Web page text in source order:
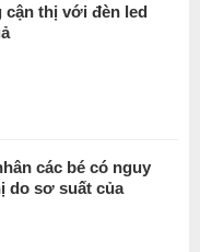
cận thị với đèn led
các bé có nguy
do sơ suất của